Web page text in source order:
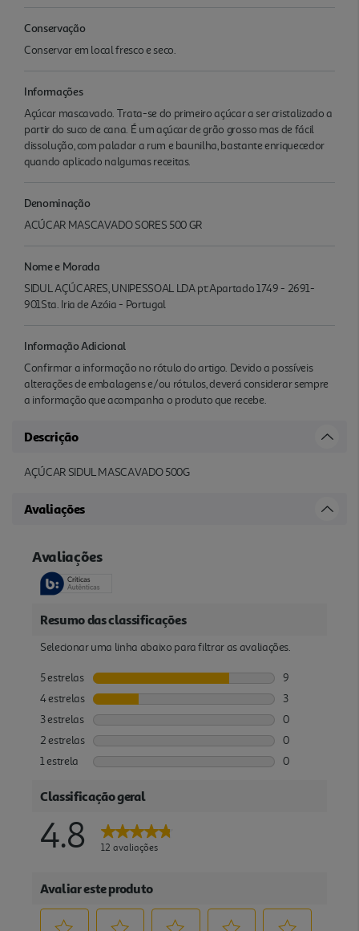
Conservação
Conservar em local fresco e seco.
Informações
Açúcar mascavado. Trata-se do primeiro açúcar a ser cristalizado a
partir do suco de cana. É um açúcar de grão grosso mas de fácil
dissolução, com paladar a rum e baunilha, bastante enriquecedor
quando aplicado nalgumas receitas.
Denominação
ACÚCAR MASCAVADO SORES 500 GR
Nome e Morada
SIDUL AÇÚCARES, UNIPESSOAL LDA pt:Apartado 1749 - 2691-
901Sta. Iria de Azóia - Portugal
Informação Adicional
Confirmar a informação no rótulo do artigo. Devido a possíveis
alterações de embalagens e/ou rótulos, deverá considerar sempre
a informação que acompanha o produto que recebe.
Descrição
AÇÚCAR SIDUL MASCAVADO 500G
Avaliações